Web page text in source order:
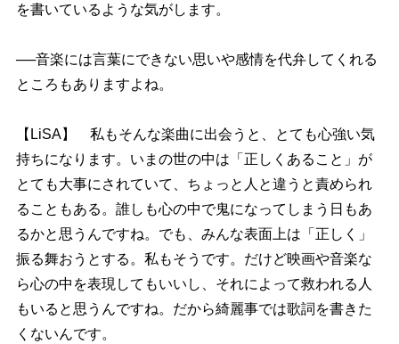
を書いているような気がします。
──音楽には言葉にできない思いや感情を代弁してくれる
ところもありますよね。
【LiSA】 私もそんな楽曲に出会うと、とても心強い気
持ちになります。いまの世の中は「正しくあること」が
とても大事にされていて、ちょっと人と違うと責められ
ることもある。誰しも心の中で鬼になってしまう日もあ
るかと思うんですね。でも、みんな表面上は「正しく」
振る舞おうとする。私もそうです。だけど映画や音楽な
ら心の中を表現してもいいし、それによって救われる人
もいると思うんですね。だから綺麗事では歌詞を書きた
くないんです。